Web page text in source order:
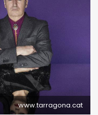
www.tarragona.cat